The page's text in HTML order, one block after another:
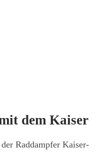
dem Kaiser
Raddampfer Kaiser-